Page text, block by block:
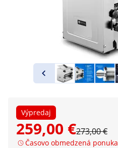
Výpredaj
259,00 €273,00 €
Časovo obmedzená ponuka